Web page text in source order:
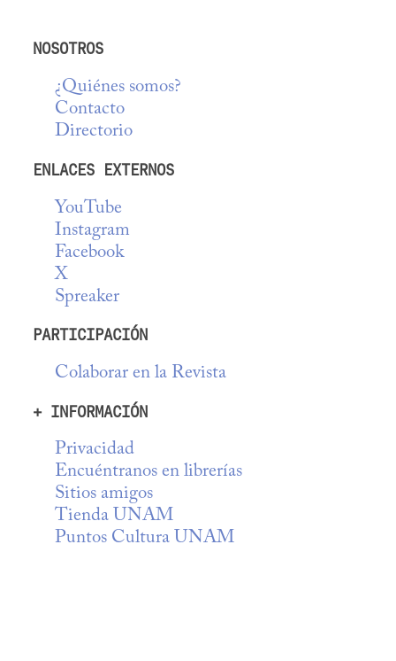
NOSOTROS
¿Quiénes somos?
Contacto
Directorio
ENLACES EXTERNOS
YouTube
Instagram
Facebook
X
Spreaker
PARTICIPACIÓN
Colaborar en la Revista
+ INFORMACIÓN
Privacidad
Encuéntranos en librerías
Sitios amigos
Tienda UNAM
Puntos Cultura UNAM